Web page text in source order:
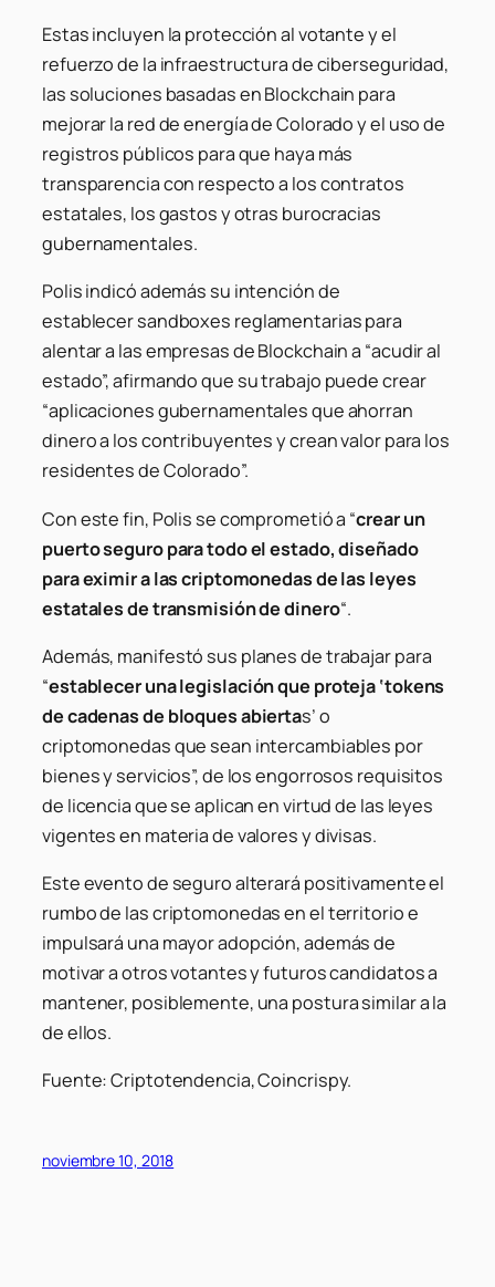
Estas incluyen la protección al votante y el
refuerzo de la infraestructura de ciberseguridad,
las soluciones basadas en Blockchain para
mejorar la red de energía de Colorado y el uso de
registros públicos para que haya más
transparencia con respecto a los contratos
estatales, los gastos y otras burocracias
gubernamentales.
Polis indicó además su intención de
establecersandboxes reglamentarias para
alentar a las empresas de Blockchain a “acudir al
estado”, afirmando que su trabajo puede crear
“aplicaciones gubernamentales que ahorran
dinero a los contribuyentes y crean valor para los
residentes de Colorado”.
Con este fin, Polis se comprometió a “crear un
puerto seguro para todo el estado, diseñado
para eximir a las criptomonedas de las leyes
estatales de transmisión de dinero“.
Además, manifestó sus planes de trabajar para
“establecer una legislación que proteja ‘tokens
de cadenas de bloques abiertas’ o
criptomonedas que sean intercambiables por
bienes y servicios”, de los engorrosos requisitos
de licencia que se aplican en virtud de las leyes
vigentes en materia de valores y divisas.
Este evento de seguro alterará positivamente el
rumbo de las criptomonedas en el territorio e
impulsará una mayor adopción, además de
motivar a otros votantes y futuros candidatos a
mantener, posiblemente, una postura similar a la
de ellos.
Fuente: Criptotendencia, Coincrispy.
noviembre 10, 2018